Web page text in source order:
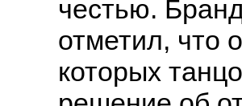
честью.
отметил, что
которых